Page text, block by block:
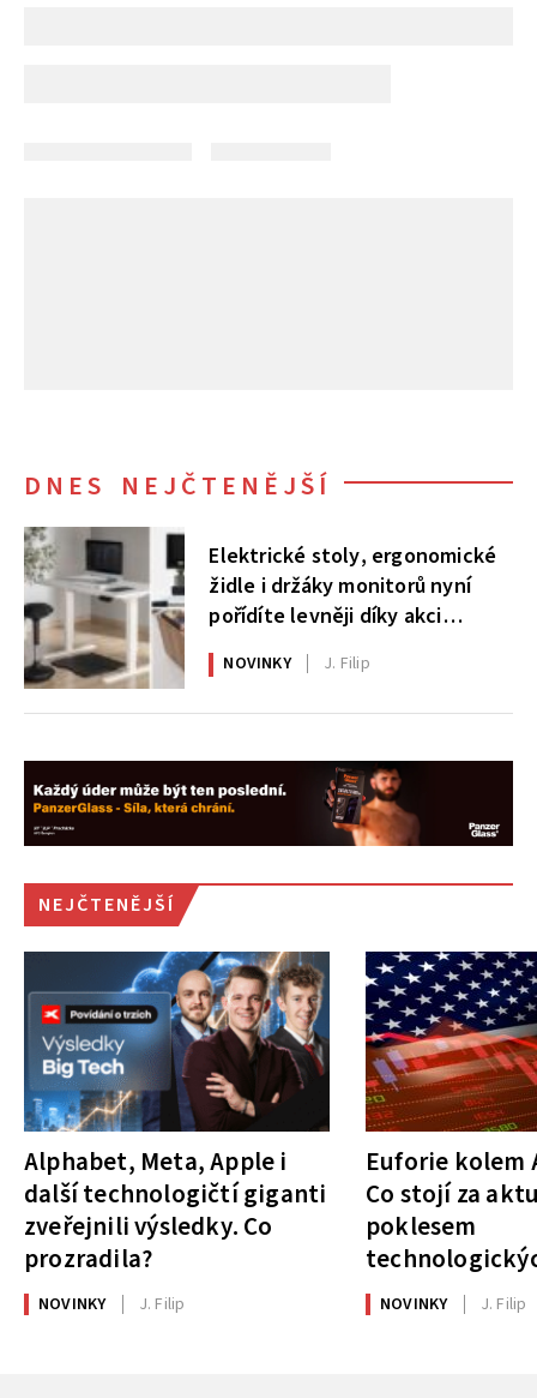
DNES NEJČTENĚJŠÍ
Elektrické stoly, ergonomické
židle i držáky monitorů nyní
pořídíte levněji díky akci
AlzaErgo
NOVINKY J. Filip
NEJČTENĚJŠÍ
Alphabet, Meta, Apple i
další technologičtí giganti
zveřejnili výsledky. Co
prozradila?
NOVINKY J. Filip
Euforie kolem
Co stojí za
poklesem
NOVINKY J. Filip